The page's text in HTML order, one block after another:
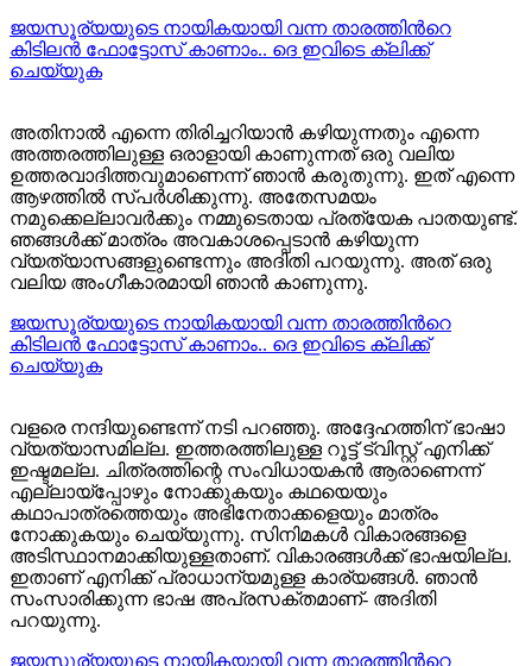
ജയസൂര്യയുടെ നായികയായി വന്ന താരത്തിന്‍റെ
കിടിലന്‍ ഫോട്ടോസ് കാണാം.. ദെ ഇവിടെ ക്ലിക്ക്
ചെയ്യുക
അതിനാൽ എന്നെ തിരിച്ചറിയാൻ കഴിയുന്നതും എന്നെ
അത്തരത്തിലുള്ള ഒരാളായി കാണുന്നത് ഒരു വലിയ
ഉത്തരവാദിത്തവുമാണെന്ന് ഞാൻ കരുതുന്നു. ഇത് എന്നെ
ആഴത്തിൽ സ്പർശിക്കുന്നു. അതേസമയം
നമുക്കെല്ലാവർക്കും നമ്മുടെതായ പ്രത്യേക പാതയുണ്ട്.
ഞങ്ങൾക്ക് മാത്രം അവകാശപ്പെടാൻ കഴിയുന്ന
വ്യത്യാസങ്ങളുണ്ടെന്നും അദിതി പറയുന്നു. അത് ഒരു
വലിയ അംഗീകാരമായി ഞാൻ കാണുന്നു.
ജയസൂര്യയുടെ നായികയായി വന്ന താരത്തിന്‍റെ
കിടിലന്‍ ഫോട്ടോസ് കാണാം.. ദെ ഇവിടെ ക്ലിക്ക്
ചെയ്യുക
വളരെ നന്ദിയുണ്ടെന്ന് നടി പറഞ്ഞു. അദ്ദേഹത്തിന് ഭാഷാ
വ്യത്യാസമില്ല. ഇത്തരത്തിലുള്ള റൂട്ട് ട്വിസ്റ്റ് എനിക്ക്
ഇഷ്ടമല്ല. ചിത്രത്തിന്റെ സംവിധായകൻ ആരാണെന്ന്
എല്ലായ്പ്പോഴും നോക്കുകയും കഥയെയും
കഥാപാത്രത്തെയും അഭിനേതാക്കളെയും മാത്രം
നോക്കുകയും ചെയ്യുന്നു. സിനിമകൾ വികാരങ്ങളെ
അടിസ്ഥാനമാക്കിയുള്ളതാണ്. വികാരങ്ങൾക്ക് ഭാഷയില്ല.
ഇതാണ് എനിക്ക് പ്രാധാന്യമുള്ള കാര്യങ്ങൾ. ഞാൻ
സംസാരിക്കുന്ന ഭാഷ അപ്രസക്തമാണ്- അദിതി
പറയുന്നു.
ജയസൂര്യയുടെ നായികയായി വന്ന താരത്തിന്‍റെ